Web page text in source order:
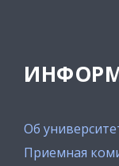
Об
Приемная